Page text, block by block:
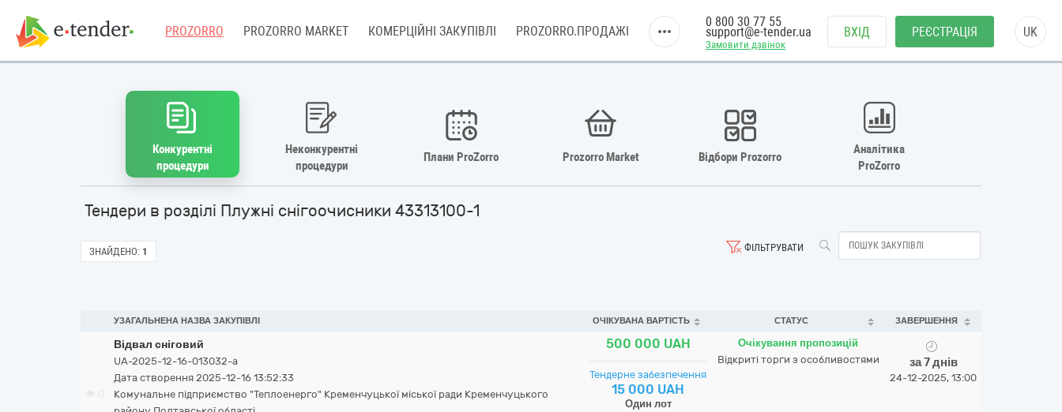
PROZORRO PROZORRO MARKET КОМЕРЦІЙНІ ЗАКУПІВЛІ PROZORRO.ПРОДАЖІ
Замовити дзвінок
0 800 30 77 55
support@e-tender.ua ВХІД РЕЄСТРАЦІЯ UK
Конкурентні
процедури
Неконкурентні
процедури
Плани ProZorro Prozorro Market Відбори Prozorro
Аналітика
ProZorro
Тендери в розділі Плужні снігоочисники 43313100-1
ФІЛЬТРУВАТИ
ЗНАЙДЕНО: 1
УЗАГАЛЬНЕНА НАЗВА ЗАКУПІВЛІ ОЧІКУВАНА ВАРТІСТЬ СТАТУС ЗАВЕРШЕННЯ
Відвал сніговий
UA-2025-12-16-013032-a
Дата створення 2025-12-16 13:52:33
Комунальне підприємство "Теплоенерго" Кременчуцької міської ради Кременчуцького
500 000 UAH
Тендерне забезпечення
15 000 UAH
Один лот
Очікування пропозицій
Відкриті торги з особливостями
за 7 днів
24-12-2025, 13:00